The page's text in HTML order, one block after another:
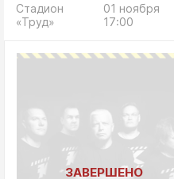
01 ноября
17:00
Стадион
«Труд»